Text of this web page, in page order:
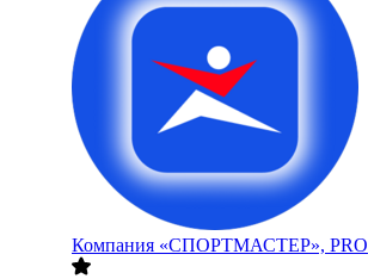
Компания «СПОРТМАСТЕР», PRO